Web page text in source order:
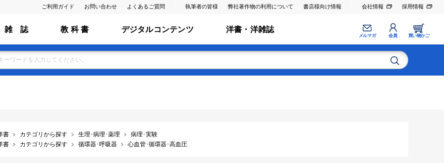
ご利用ガイド お問い合わせ よくあるご質問 執筆者の皆様 弊社著作物の利用について 書店様向け情報 会社情報 採用情報
雑 誌 教 科 書 デジタルコンテンツ 洋書・洋雑誌
メルマガ 会員 買い物かご
書 カテゴリから探す 生理･病理･薬理
病理･実験
書 カテゴリから探す 循環器･呼吸器 心血管･循環器･高血圧